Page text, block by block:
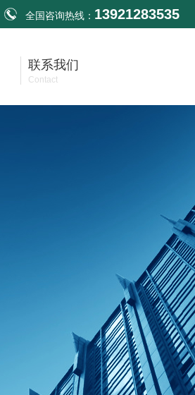
全国咨询热线： 13921283535
联系我们
Contact